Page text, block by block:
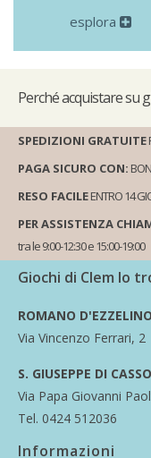
esplora
Perchéacquistare su
SPEDIZIONI GRATUITE
PAGA SICURO CON:
RESO FACILEENTRO 14
PER ASSISTENZA
tra le 9:00-12:30 e 15:00-19:00
Giochi di Clem lo
ROMANO
Via Vincenzo Ferrari, 2
S. GIUSEPPE DI
Via Papa Giovanni
Tel. 0424 512036
Informazioni